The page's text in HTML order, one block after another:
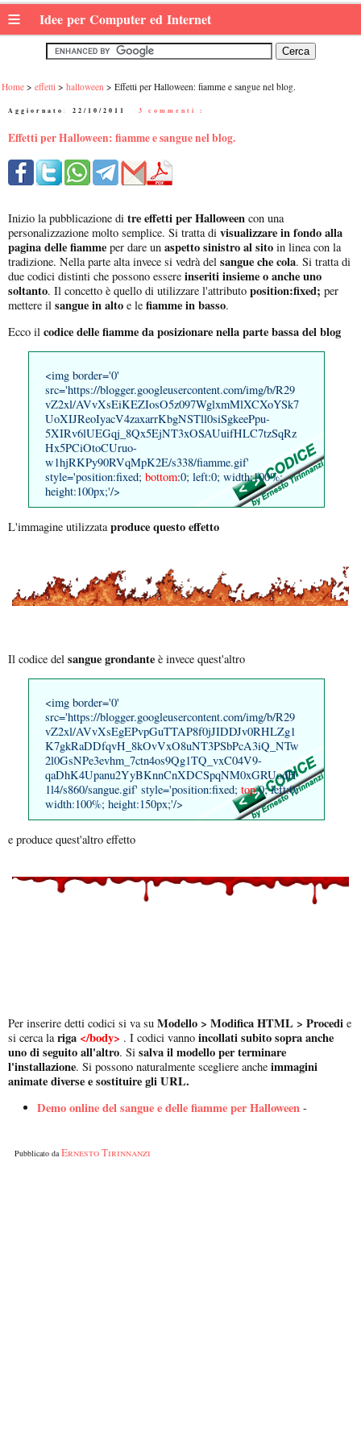
≡ Idee per Computer ed Internet
Home effetti halloween Effetti per Halloween: fiamme e sangue nel blog.
Aggiornato: 22/10/2011 3 commenti :
Effetti per Halloween: fiamme e sangue nel blog.
Inizio la pubblicazione di tre effetti per Halloween con una
personalizzazione molto semplice. Si tratta di visualizzare in fondo alla
pagina delle fiamme per dare un aspetto sinistro al sito in linea con la
tradizione. Nella parte alta invece si vedrà del sangue che cola. Si tratta di
due codici distinti che possono essere inseriti insieme o anche uno
soltanto. Il concetto è quello di utilizzare l'attributo position:fixed; per
mettere il sangue in alto e le fiamme in basso.
Ecco il codice delle fiamme da posizionare nella parte bassa del blog
<img border='0'
src='https://blogger.googleusercontent.com/img/b/R29
vZ2xl/AVvXsEiKEZIosO5z097WglxmMlXCXoYSk7
UoXIJReoIyacV4zaxarrKbgNSTll0siSgkeePpu-
5XIRv6lUEGqj_8Qx5EjNT3xOSAUuifHLC7tzSqRz
Hx5PCiOtoCUruo-
w1hjRKPy90RVqMpK2E/s338/fiamme.gif'
style='position:fixed; bottom:0; left:0; width:100%;
height:100px;'/>
L'immagine utilizzataproduce questo effetto
Il codice del sangue grondante è invece quest'altro
<img border='0'
src='https://blogger.googleusercontent.com/img/b/R29
vZ2xl/AVvXsEgEPvpGuTTAP8f0jJIDDJv0RHLZg1
K7gkRaDDfqvH_8kOvVxO8uNT3PSbPcA3iQ_NTw
2l0GsNPe3evhm_7ctn4os9Qg1TQ_vxC04V9-
qaDhK4Upanu2YyBKnnCnXDCSpqNM0xGRUodH
1l4/s860/sangue.gif' style='position:fixed; top:0; left:0;
width:100%; height:150px;'/>
e produce quest'altro effetto
Per inserire detti codici si va su Modello > Modifica HTML > Procedi e
si cerca lariga </body> . I codici vanno incollati subito sopra anche
uno di seguito all'altro. Si salva il modello per terminare
l'installazione. Si possono naturalmente scegliere anche immagini
animate diverse e sostituire gli URL.
Demo online del sangue e delle fiamme per Halloween -
Pubblicato daErnesto Tirinnanzi